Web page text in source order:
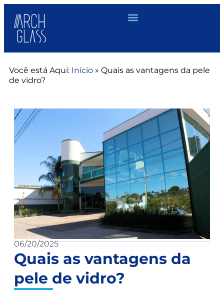
Você está Aqui: Início » Quais as vantagens da pele
de vidro?
06/20/2025
Quais as vantagens da
pele de vidro?